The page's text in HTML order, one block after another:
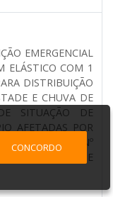
EMERGENCIAL
ELÁSTICO COM 1
DISTRIBUIÇÃO
E CHUVA DE
SITUAÇÃO DE
AFETADAS POR
(13213) Nº
MUNICÍPIO DE
CONCORDO